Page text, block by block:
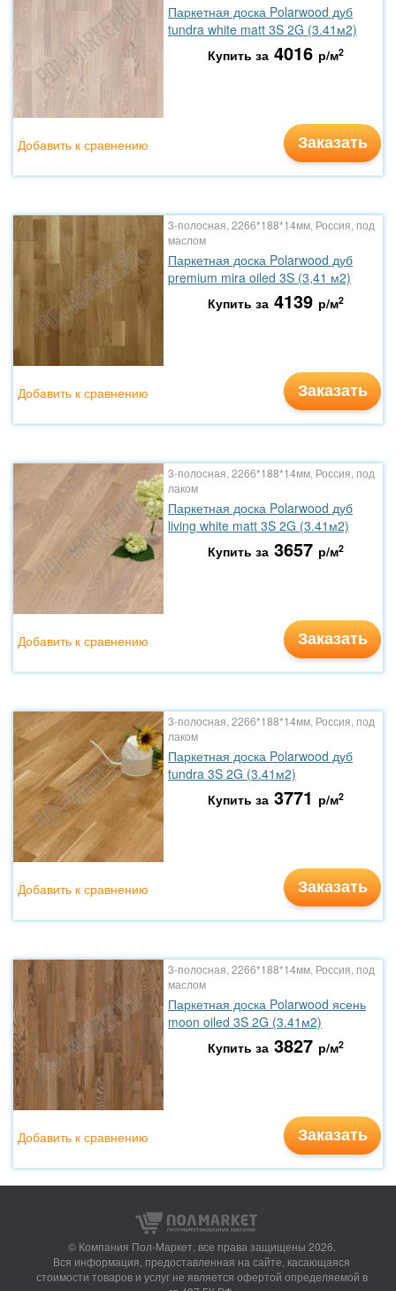
Паркетная доска Polarwood дуб
tundra white matt 3S 2G (3.41м2)
Купить за 4016 р/м2
Заказать
Добавить к сравнению
3-полосная, 2266*188*14мм, Россия, под
маслом
Паркетная доска Polarwood дуб
premium mira oiled 3S (3,41 м2)
Купить за 4139 р/м2
Заказать
Добавить к сравнению
3-полосная, 2266*188*14мм, Россия, под
лаком
Паркетная доска Polarwood дуб
living white matt 3S 2G (3.41м2)
Купить за 3657 р/м2
Заказать
Добавить к сравнению
3-полосная, 2266*188*14мм, Россия, под
лаком
Паркетная доска Polarwood дуб
tundra 3S 2G (3.41м2)
Купить за 3771 р/м2
Заказать
Добавить к сравнению
3-полосная, 2266*188*14мм, Россия, под
маслом
Паркетная доска Polarwood ясень
moon oiled 3S 2G (3.41м2)
Купить за 3827 р/м2
Заказать
Добавить к сравнению
© Компания Пол-Маркет, все права защищены 2026.
Вся информация, предоставленная на сайте, касающаяся
стоимости товаров и услуг не является офертой определяемой в